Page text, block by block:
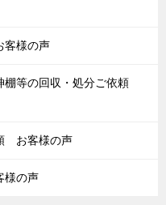
客様の声
棚等の回収・処分ご依頼
お客様の声
様の声